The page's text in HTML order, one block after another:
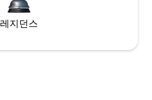
레지던스